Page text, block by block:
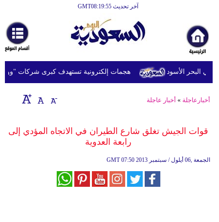
آخر تحديث GMT08:19:55
أخبارعاجلة
رياضة
ثقافة
إقتصاد
وموسيقى
هجمات إلكترونية تستهدف كبرى شركات "وول البحر الأسود
أخبارعاجلة » أخبار عاجلة
قوات الجيش تغلق شارع الطيران في الاتجاه المؤدي إلى
رابعة العدوية
GMT 07:50 2013 الجمعة ,06 أيلول / سبتمبر